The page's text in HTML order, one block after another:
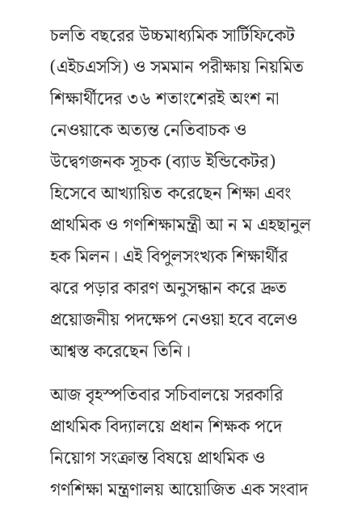
চলতি বছরের উচ্চমাধ্যমিক সার্টিফিকেট
(এইচএসসি) ও সমমান পরীক্ষায় নিয়মিত
শিক্ষার্থীদের ৩৬ শতাংশেরই অংশ না
নেওয়াকে অত্যন্ত নেতিবাচক ও
উদ্বেগজনক সূচক (ব্যাড ইন্ডিকেটর)
হিসেবে আখ্যায়িত করেছেন শিক্ষা এবং
প্রাথমিক ও গণশিক্ষামন্ত্রী আ ন ম এহছানুল
হক মিলন। এই বিপুলসংখ্যক শিক্ষার্থীর
ঝরে পড়ার কারণ অনুসন্ধান করে দ্রুত
প্রয়োজনীয় পদক্ষেপ নেওয়া হবে বলেও
আশ্বস্ত করেছেন তিনি।
আজ বৃহস্পতিবার সচিবালয়ে সরকারি
প্রাথমিক বিদ্যালয়ে প্রধান শিক্ষক পদে
নিয়োগ সংক্রান্ত বিষয়ে প্রাথমিক ও
গণশিক্ষা মন্ত্রণালয় আয়োজিত এক সংবাদ